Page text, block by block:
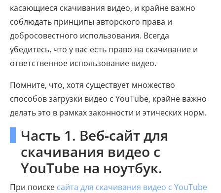
касающиеся скачивания видео, и крайне важно
соблюдать принципы авторского права и
добросовестного использования. Всегда
убедитесь, что у вас есть право на скачивание и
ответственное использование видео.
Помните, что, хотя существует множество
способов загрузки видео с YouTube, крайне важно
делать это в рамках законности и этических норм.
Часть 1. Веб-сайт для
скачивания видео с
YouTube на ноутбук.
При поиске сайта для скачивания видео с YouTube